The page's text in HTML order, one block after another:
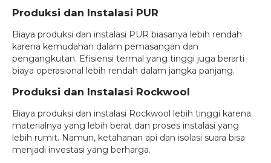
Produksi dan Instalasi PUR
Biaya produksi dan instalasi PUR biasanya lebih rendah
karena kemudahan dalam pemasangan dan
pengangkutan. Efisiensi termal yang tinggi juga berarti
biaya operasional lebih rendah dalam jangka panjang.
Produksi dan Instalasi Rockwool
Biaya produksi dan instalasi Rockwool lebih tinggi karena
materialnya yang lebih berat dan proses instalasi yang
lebih rumit. Namun, ketahanan api dan isolasi suara bisa
menjadi investasi yang berharga.